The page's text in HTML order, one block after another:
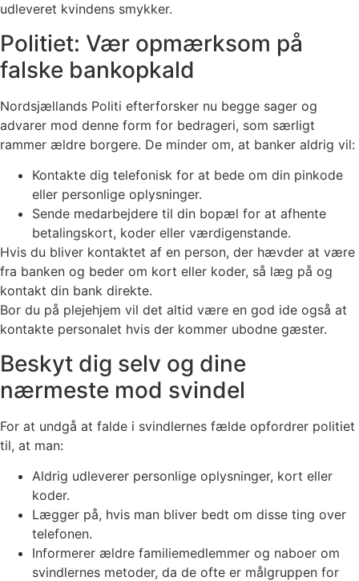
udleveret kvindens smykker.
Politiet: Vær opmærksom på
falske bankopkald
Nordsjællands Politi efterforsker nu begge sager og
advarer mod denne form for bedrageri, som særligt
rammer ældre borgere. De minder om, at banker aldrig vil:
Kontakte dig telefonisk for at bede om din pinkode
eller personlige oplysninger.
Sende medarbejdere til din bopæl for at afhente
betalingskort, koder eller værdigenstande.
Hvis du bliver kontaktet af en person, der hævder at være
fra banken og beder om kort eller koder, så læg på og
kontakt din bank direkte.
Bor du på plejehjem vil det altid være en god ide også at
kontakte personalet hvis der kommer ubodne gæster.
Beskyt dig selv og dine
nærmeste mod svindel
For at undgå at falde i svindlernes fælde opfordrer politiet
til, at man:
Aldrig udleverer personlige oplysninger, kort eller
koder.
Lægger på, hvis man bliver bedt om disse ting over
telefonen.
Informerer ældre familiemedlemmer og naboer om
svindlernes metoder, da de ofte er målgruppen for